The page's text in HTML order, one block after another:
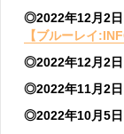
◎2022年12月2日
【ブルーレイ
◎2022年12月2日
◎2022年11月2日
◎2022年10月5日